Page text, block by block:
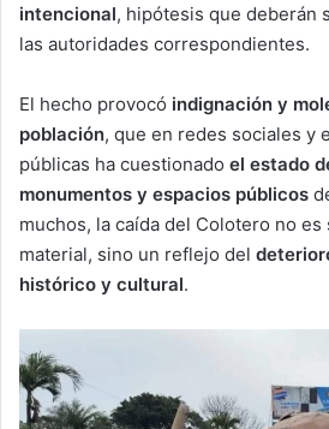
intencional, hipótesis que deberán
las autoridades correspondientes.
El hecho provocó indignación y
población, que en redes sociales y
públicas ha cuestionado el estado
monumentos y espacios públicos
muchos, la caída del Colotero no
material, sino un reflejo del
histórico y cultural.